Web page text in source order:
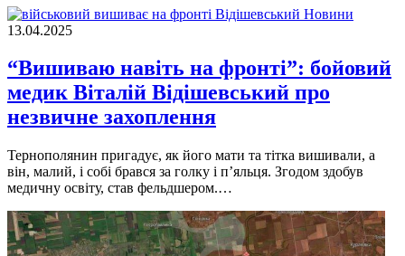
Новини
13.04.2025
“Вишиваю навіть на фронті”: бойовий
медик Віталій Відішевський про
незвичне захоплення
Тернополянин пригадує, як його мати та тітка вишивали, а
він, малий, і собі брався за голку і п’яльця. Згодом здобув
медичну освіту, став фельдшером.…